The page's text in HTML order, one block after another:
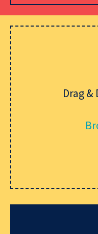
Drag &